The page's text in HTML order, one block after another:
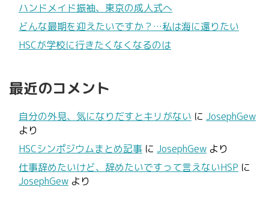
ハンドメイド振袖、東京の成人式へ
どんな最期を迎えたいですか？…私は海に還りたい
HSCが学校に行きたくなくなるのは
最近のコメント
自分の外見、気になりだすとキリがない に JosephGew
より
HSCシンポジウムまとめ記事 に JosephGew より
仕事辞めたいけど、辞めたいですって言えないHSP に
JosephGew より